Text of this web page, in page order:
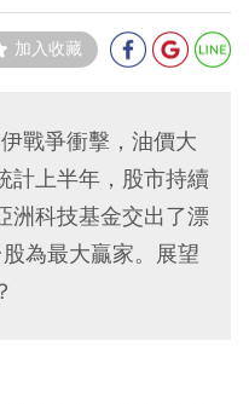
加入收藏
戰爭衝擊，油價大
計上半年，股市持續
洲科技基金交出了漂
為最大贏家。展望